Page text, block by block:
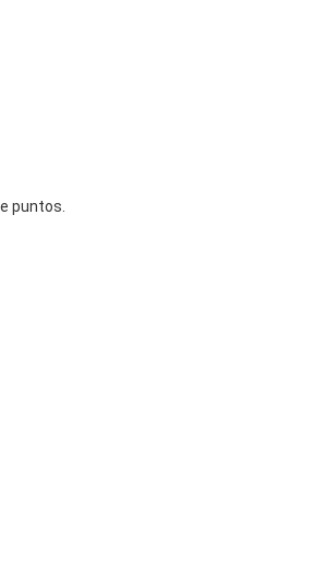
puntos.